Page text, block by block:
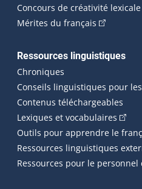
Concours de créativité lexicale
Mérites du français (Cet
Ressources linguistiques
Chroniques
Conseils linguistiques pour
Contenus téléchargeables
Lexiques et vocabulaires (Cet
Outils pour apprendre le
Ressources linguistiques
Ressources pour le personnel